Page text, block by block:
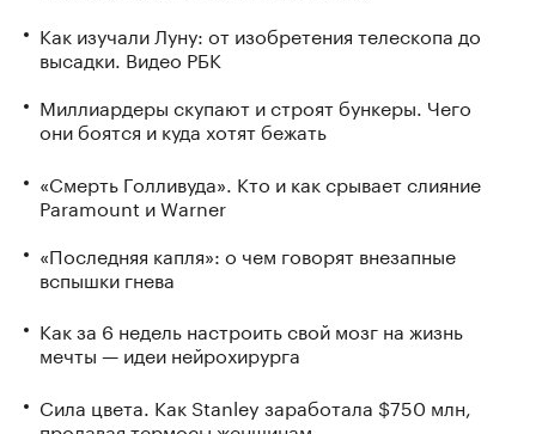
Как изучали Луну: от изобретения телескопа до
высадки. Видео РБК
Миллиардеры скупают и строят бункеры. Чего
они боятся и куда хотят бежать
«Смерть Голливуда». Кто и как срывает слияние
Paramount и Warner
«Последняя капля»: о чем говорят внезапные
вспышки гнева
Как за 6 недель настроить свой мозг на жизнь
мечты — идеи нейрохирурга
Сила цвета. Как Stanley заработала $750 млн,